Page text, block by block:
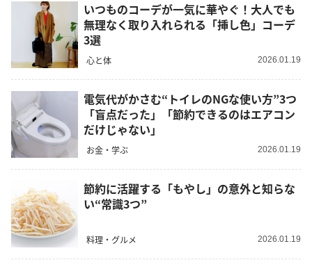
いつものコーデが一気に華やぐ！大人でも
無理なく取り入れられる「挿し色」コーデ
3選
心と体 2026.01.19
電気代がかさむ“トイレのNGな使い方”3つ
「盲点だった」「節約できるのはエアコン
だけじゃない」
お金・学ぶ 2026.01.19
節約に活躍する「もやし」の意外と知らな
い“常識3つ”
料理・グルメ 2026.01.19